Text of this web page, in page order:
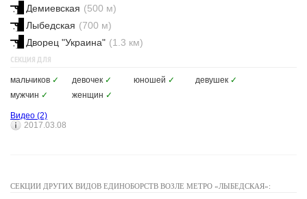
Демиевская (500 м)
Лыбедская (700 м)
Дворец "Украина" (1.3 км)
СЕКЦИЯ ДЛЯ
мальчиков ✓ девочек ✓ юношей ✓ девушек ✓
мужчин ✓ женщин ✓
Видео (2)
2017.03.08
СЕКЦИИ ДРУГИХ ВИДОВ ЕДИНОБОРСТВ ВОЗЛЕ МЕТРО «ЛЫБЕДСКАЯ»: